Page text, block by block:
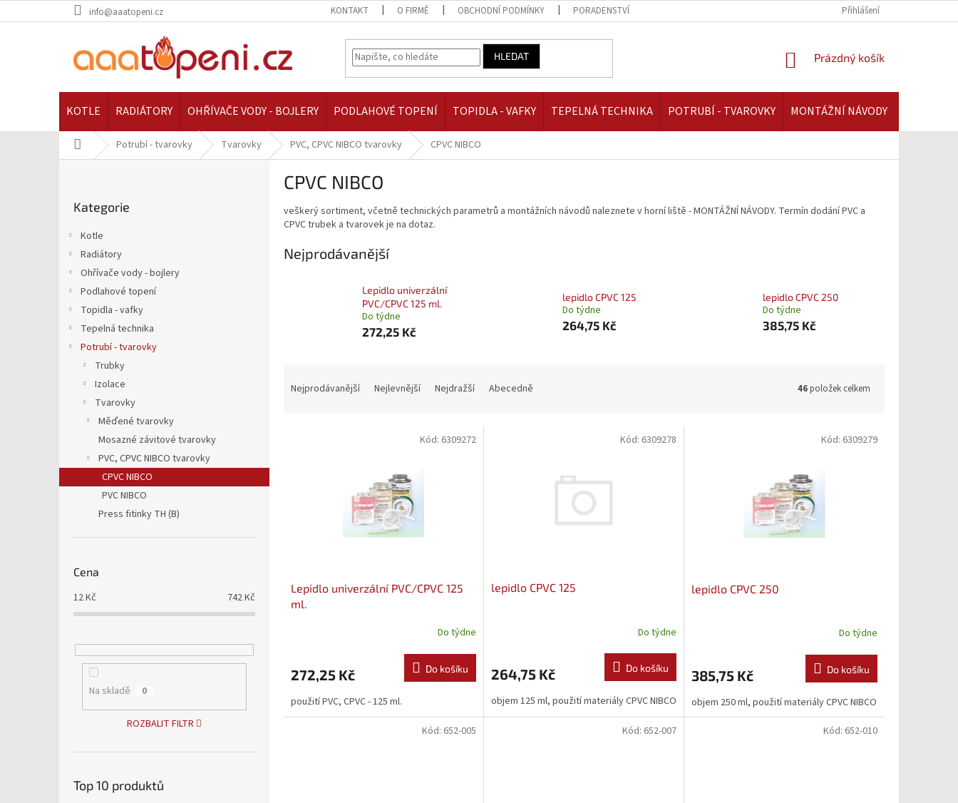
na
info@aaatopeni.cz KONTAKT O FIRMĚ OBCHODNÍ PODMÍNKY PORADENSTVÍ PLATBA A DOPRAVA |
Přihlášení
HLEDAT
NÁKUPNÍ
Prázdný košík
KOTLE RADIÁTORY OHŘÍVAČE VODY - BOJLERY PODLAHOVÉ TOPENÍ TOPIDLA - VAFKY TEPELNÁ TECHNIKA POTRUBÍ - TVAROVKY MONTÁŽNÍ NÁVODY
Domů Potrubí - tvarovky Tvarovky PVC, CPVC NIBCO tvarovky CPVC NIBCO
kategorie
Kategorie
Kotle
Radiátory
Ohřívače vody - bojlery
Podlahové topení
Topidla - vafky
Tepelná technika
Potrubí - tvarovky
Trubky
Izolace
Tvarovky
Měďené tvarovky
Mosazné závitové tvarovky
PVC, CPVC NIBCO tvarovky
CPVC NIBCO
PVC NIBCO
Press fitinky TH (B)
Cena
12Kč 742Kč
Na skladě 0
ROZBALIT FILTR
Top 10 produktů
CPVC NIBCO
veškerý sortiment, včetně technických parametrů a montážních návodů naleznete v horní liště - MONTÁŽNÍ NÁVODY. Termín dodání PVC a
CPVC trubek a tvarovek je na dotaz.
Nejprodávanější
Lepidlo univerzální
PVC/CPVC 125 ml.
Do týdne
272,25 Kč
lepidlo CPVC 125
Do týdne
264,75 Kč
lepidlo CPVC 250
Do týdne
385,75 Kč
Nejprodávanější Nejlevnější Nejdražší Abecedně 46položek celkem
Lepidlo univerzální PVC/CPVC 125
ml.
Do týdne
272,25 Kč Do košíku
použití PVC, CPVC - 125 ml.
Kód: 6309272
lepidlo CPVC 125
Do týdne
264,75 Kč Do košíku
objem 125 ml, použití materiály CPVC NIBCO
Kód: 6309278
lepidlo CPVC 250
Do týdne
385,75 Kč Do košíku
objem 250 ml, použití materiály CPVC NIBCO
Kód: 6309279
Kód: 652-005 Kód: 652-007 Kód: 652-010